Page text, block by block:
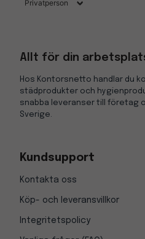
Allt för din
Hos Kontorsnetto handlar du
städprodukter och
snabba leveranser till företag
Sverige.
Kundsupport
Kontakta oss
Köp- och leveransvillkor
Integritetspolicy